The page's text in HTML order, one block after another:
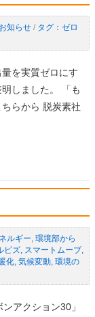
知らせ/
ゼロ
を実質ゼロにす
しました。 「も
らから 脱炭素社
ルギー, 環境部から
ビズ, スマートムーブ,
化, 気候変動, 環境の
アクション30」